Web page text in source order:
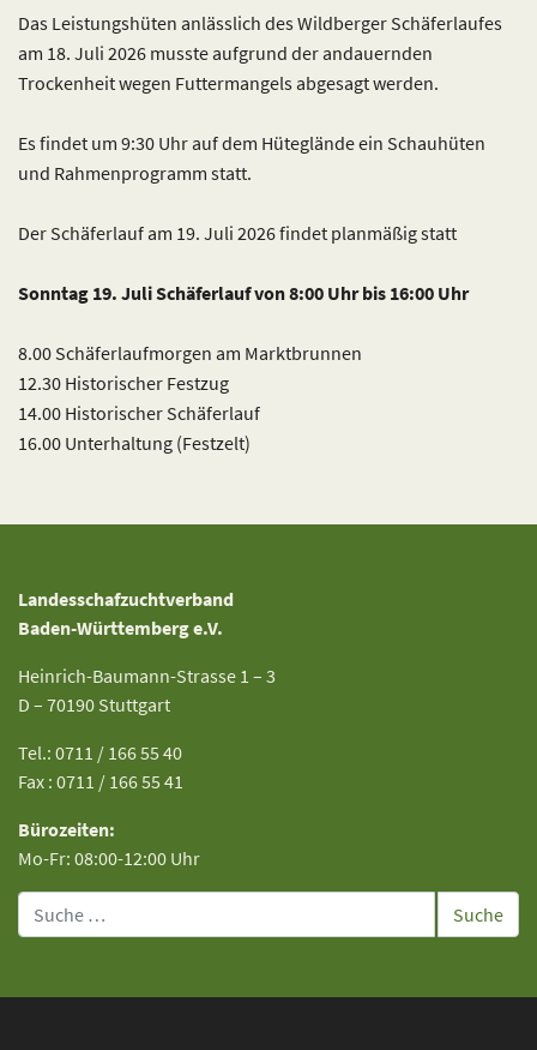
Das Leistungshüten anlässlich des Wildberger Schäferlaufes
am 18. Juli 2026 musste aufgrund der andauernden
Trockenheit wegen Futtermangels abgesagt werden.
Es findet um 9:30 Uhr auf dem Hüteglände ein Schauhüten
und Rahmenprogramm statt.
Der Schäferlauf am 19. Juli 2026 findet planmäßig statt
Sonntag 19. Juli Schäferlauf von 8:00 Uhr bis 16:00 Uhr
8.00 Schäferlaufmorgen am Marktbrunnen
12.30 Historischer Festzug
14.00 Historischer Schäferlauf
16.00 Unterhaltung (Festzelt)
Landesschafzuchtverband
Baden-Württemberg e.V.
Heinrich-Baumann-Strasse 1 – 3
D – 70190 Stuttgart
Tel.: 0711 / 166 55 40
Fax : 0711 / 166 55 41
Bürozeiten:
Mo-Fr: 08:00-12:00 Uhr
Suche